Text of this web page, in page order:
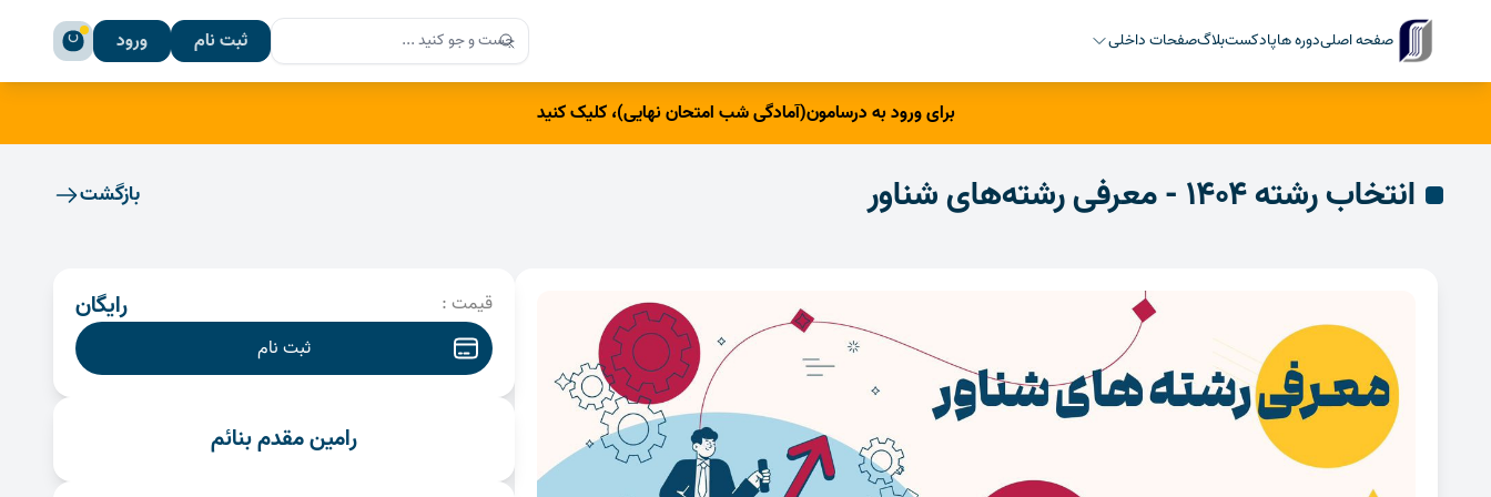
صفحه اصلیدوره هاپادکستبلاگصفحات داخلی Search
Search ثبت نام ورود
برای ورود به درسامون(آمادگی شب امتحان نهایی)، کلیک کنید
انتخاب رشته ۱۴۰۴ - معرفی رشته‌های شناور بازگشت
قیمت : رایگان
ثبت نام
رامین مقدم بنائم